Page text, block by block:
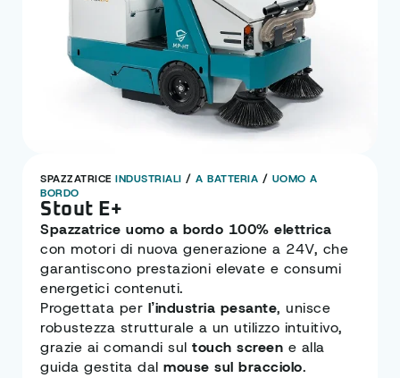
SPAZZATRICE INDUSTRIALI / A BATTERIA / UOMO A
BORDO
Stout E+
Spazzatrice uomo a bordo 100% elettrica
con motori di nuova generazione a 24V, che
garantiscono prestazioni elevate e consumi
energetici contenuti.
Progettata per l’industria pesante, unisce
robustezza strutturale a un utilizzo intuitivo,
grazie ai comandi sul touch screen e alla
guida gestita dal mouse sul bracciolo.